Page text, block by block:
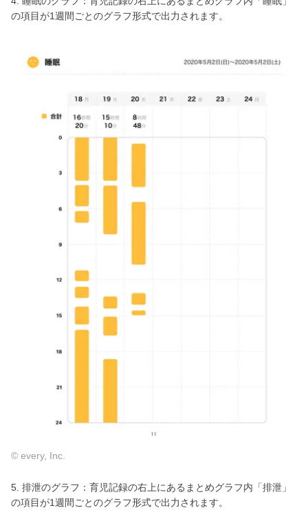
の項目が1週間ごとのグラフ形式で出力されます。
© every, Inc.
5. 排泄のグラフ：育児記録の右上にあるまとめグラフ内「排泄」
の項目が1週間ごとのグラフ形式で出力されます。